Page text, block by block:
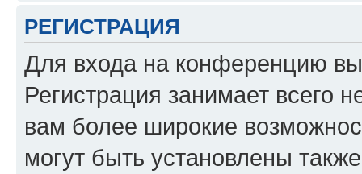
РЕГИСТРАЦИЯ
Для входа на конференцию
Регистрация занимает всего
вам более широкие
могут быть установлены